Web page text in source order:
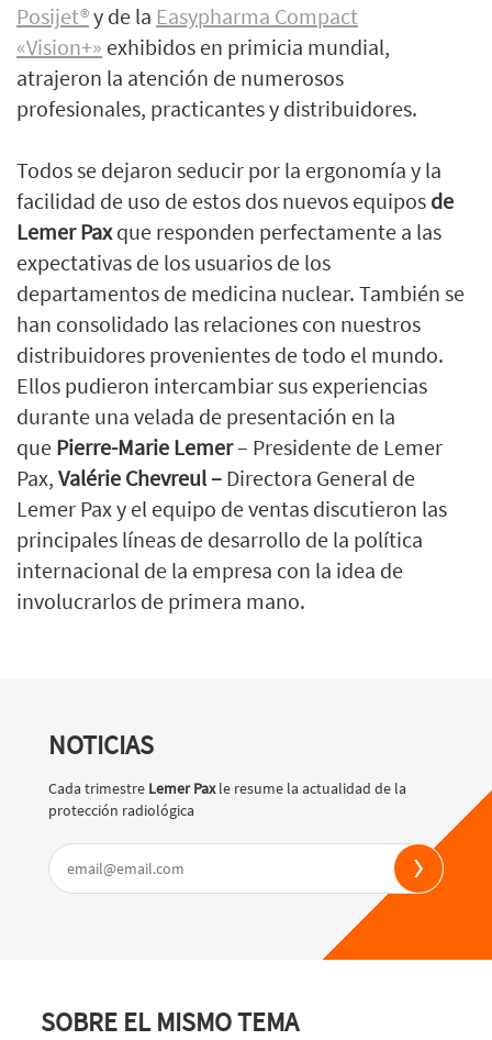
Posijet®y de la Easypharma Compact
«Vision+» exhibidos en primicia mundial,
atrajeron la atención de numerosos
profesionales, practicantes y distribuidores.
Todos se dejaron seducir por la ergonomía y la
facilidad de uso de estos dos nuevos equipos de
Lemer Paxque responden perfectamente a las
expectativas de los usuarios de los
departamentos de medicina nuclear. También se
han consolidado las relaciones con nuestros
distribuidores provenientes de todo el mundo.
Ellos pudieron intercambiar sus experiencias
durante una velada de presentación en la
que Pierre-Marie Lemer– Presidente de Lemer
Pax, Valérie Chevreul – Directora General de
Lemer Pax y el equipo de ventas discutieron las
principales líneas de desarrollo de la política
internacional de la empresa con la idea de
involucrarlos de primera mano.
NOTICIAS
Cada trimestre Lemer Paxle resume la actualidad de la
protección radiológica
SOBRE EL MISMO TEMA